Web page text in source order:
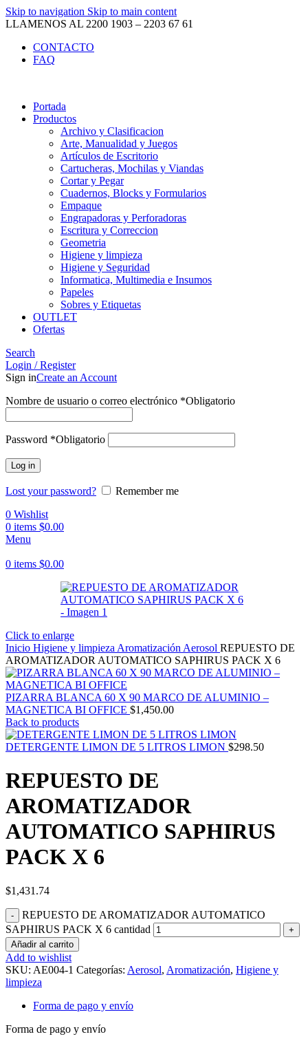
Skip to navigation Skip to main content
LLAMENOS AL 2200 1903 – 2203 67 61
CONTACTO
FAQ
Portada
Productos
Archivo y Clasificacion
Arte, Manualidad y Juegos
Artículos de Escritorio
Cartucheras, Mochilas y Viandas
Cortar y Pegar
Cuadernos, Blocks y Formularios
Empaque
Engrapadoras y Perforadoras
Escritura y Correccion
Geometria
Higiene y limpieza
Higiene y Seguridad
Informatica, Multimedia e Insumos
Papeles
Sobres y Etiquetas
OUTLET
Ofertas
Search
Login / Register
Sign inCreate an Account
Nombre de usuario o correo electrónico *Obligatorio
Password *Obligatorio
Log in
Lost your password?
Remember me
0 Wishlist
0 items $0.00
Menu
0 items $0.00
Click to enlarge
Inicio Higiene y limpieza Aromatización Aerosol REPUESTO DE
AROMATIZADOR AUTOMATICO SAPHIRUS PACK X 6
PIZARRA BLANCA 60 X 90 MARCO DE ALUMINIO –
MAGNETICA BI OFFICE $1,450.00
Back to products
DETERGENTE LIMON DE 5 LITROS LIMON $298.50
REPUESTO DE
AROMATIZADOR
AUTOMATICO SAPHIRUS
PACK X 6
$1,431.74
REPUESTO DE AROMATIZADOR AUTOMATICO
SAPHIRUS PACK X 6 cantidad
Añadir al carrito
Add to wishlist
SKU: AE004-1 Categorías: Aerosol, Aromatización, Higiene y
limpieza
Forma de pago y envío
Forma de pago y envío